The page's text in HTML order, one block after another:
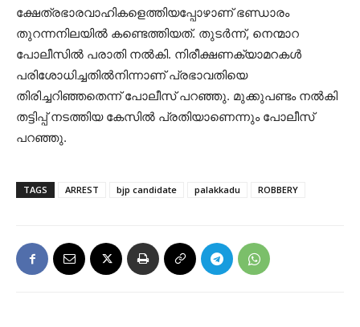
ക്ഷേത്രഭാരവാഹികളെത്തിയപ്പോഴാണ് ഭണ്ഡാരം
തുറന്നനിലയില്‍ കണ്ടെത്തിയത്. തുടർന്ന്, നെന്മാറ
പോലീസില്‍ പരാതി നല്‍കി. നിരീക്ഷണക്യാമറകള്‍
പരിശോധിച്ചതില്‍നിന്നാണ് പ്രഭാവതിയെ
തിരിച്ചറിഞ്ഞതെന്ന് പോലീസ് പറഞ്ഞു. മുക്കുപണ്ടം നല്‍കി
തട്ടിപ്പ് നടത്തിയ കേസില്‍ പ്രതിയാണെന്നും പോലീസ്
പറഞ്ഞു.
TAGS ARREST bjp candidate palakkadu ROBBERY